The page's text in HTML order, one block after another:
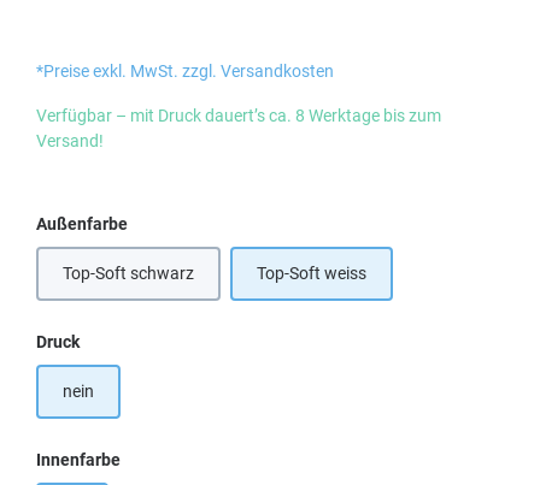
*Preise exkl. MwSt. zzgl. Versandkosten
Verfügbar – mit Druck dauert’s ca. 8 Werktage bis zum
Versand!
Außenfarbeauswählen
Top-Soft schwarz Top-Soft weiss
Druckauswählen
nein
Innenfarbeauswählen